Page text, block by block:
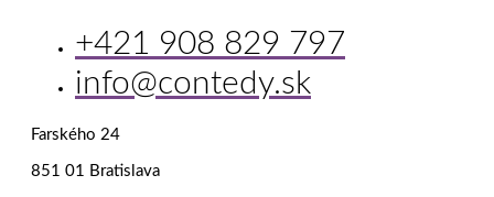
+421 908 829 797
info@contedy.sk
Farského 24
851 01 Bratislava